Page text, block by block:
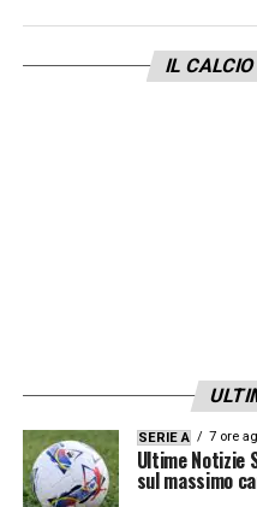
Parole molto dure,
confronti dell’arbitro
IL
SERIE A 7 ore
Ultime Notizie
sul massimo